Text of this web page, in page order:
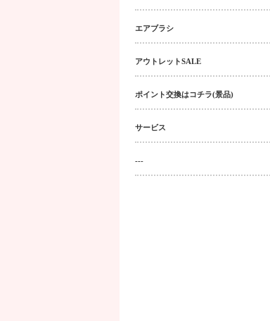
エアブラシ
アウトレットSALE
ポイント交換はコチラ(景品)
サービス
---